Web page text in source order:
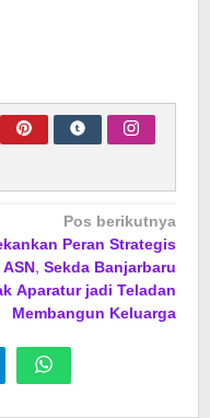
Pos berikutnya
Peran Strategis
ASN, Sekda Banjarbaru
Aparatur jadi Teladan
Membangun Keluarga